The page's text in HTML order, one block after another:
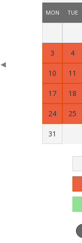
MON TUE
3 4
10 11
17 18
24 25
31
◀